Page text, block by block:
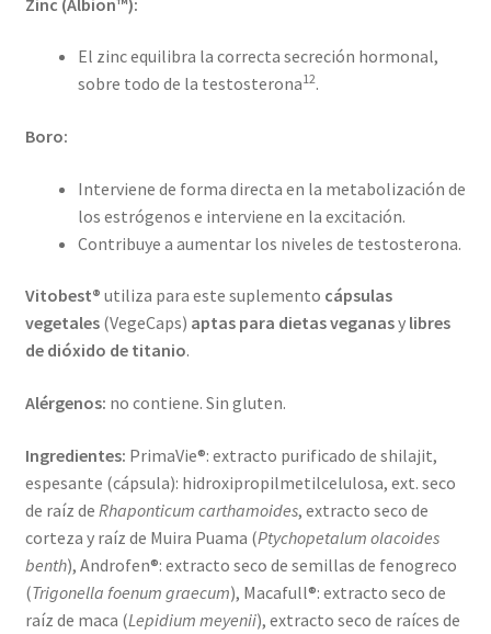
El zinc equilibra la correcta secreción hormonal,
sobre todo de la testosterona12.
Boro:
Interviene de forma directa en la metabolización de
los estrógenos e interviene en la excitación.
Contribuye a aumentar los niveles de testosterona.
Vitobest® utiliza para este suplemento cápsulas
vegetales(VegeCaps) aptas para dietas veganasy libres
de dióxido de titanio.
Alérgenos: no contiene. Sin gluten.
Ingredientes: PrimaVie®: extracto purificado de shilajit,
espesante (cápsula): hidroxipropilmetilcelulosa, ext. seco
de raíz de Rhaponticum carthamoides, extracto seco de
corteza y raíz de Muira Puama (Ptychopetalum olacoides
benth), Androfen®: extracto seco de semillas de fenogreco
(Trigonella foenum graecum), Macafull®: extracto seco de
raíz de maca (Lepidium meyenii), extracto seco de raíces de